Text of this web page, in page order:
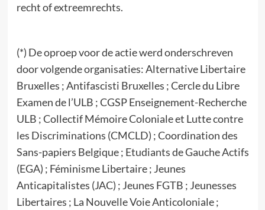
recht of extreemrechts.
(*) De oproep voor de actie werd onderschreven
door volgende organisaties: Alternative Libertaire
Bruxelles ; Antifascisti Bruxelles ; Cercle du Libre
Examen de l’ULB ; CGSP Enseignement-Recherche
ULB ; Collectif Mémoire Coloniale et Lutte contre
les Discriminations (CMCLD) ; Coordination des
Sans-papiers Belgique ; Etudiants de Gauche Actifs
(EGA) ; Féminisme Libertaire ; Jeunes
Anticapitalistes (JAC) ; Jeunes FGTB ; Jeunesses
Libertaires ; La Nouvelle Voie Anticoloniale ;